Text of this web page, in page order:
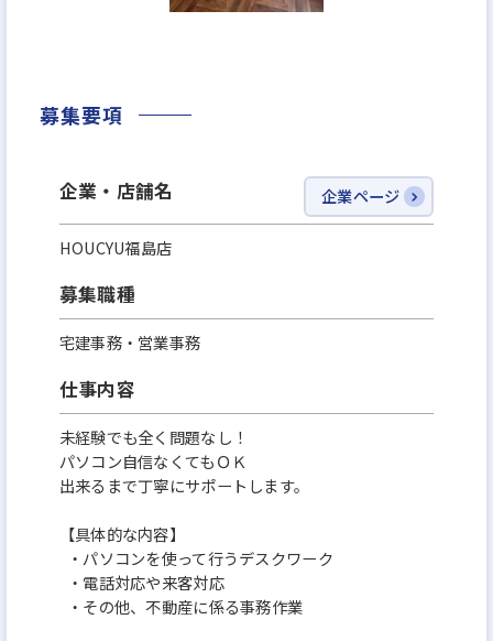
募集要項
企業・店舗名 企業ページ
HOUCYU福島店
募集職種
宅建事務・営業事務
仕事内容
未経験でも全く問題なし！
パソコン自信なくてもＯＫ
出来るまで丁寧にサポートします。
【具体的な内容】
・パソコンを使って行うデスクワーク
・電話対応や来客対応
・その他、不動産に係る事務作業